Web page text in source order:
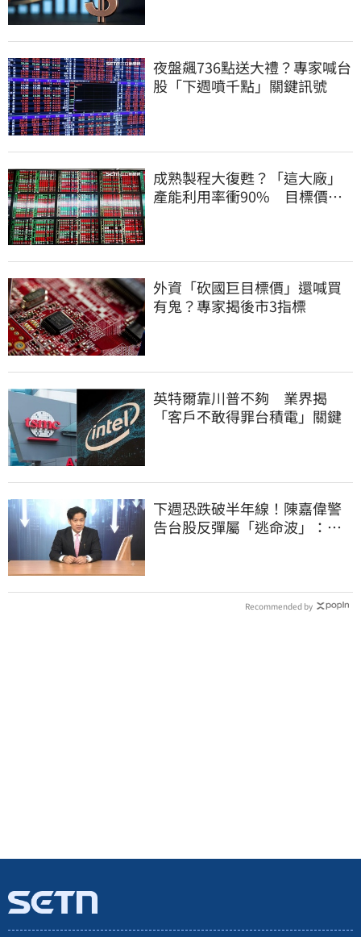
夜盤飆736點送大禮？專家喊台
股「下週噴千點」關鍵訊號
成熟製程大復甦？「這大廠」
產能利用率衝90% 目標價上
外資「砍國巨目標價」還喊買
有鬼？專家揭後市3指標
英特爾靠川普不夠 業界揭
「客戶不敢得罪台積電」關鍵
下週恐跌破半年線！陳嘉偉警
告台股反彈屬「逃命波」：空
Recommended by